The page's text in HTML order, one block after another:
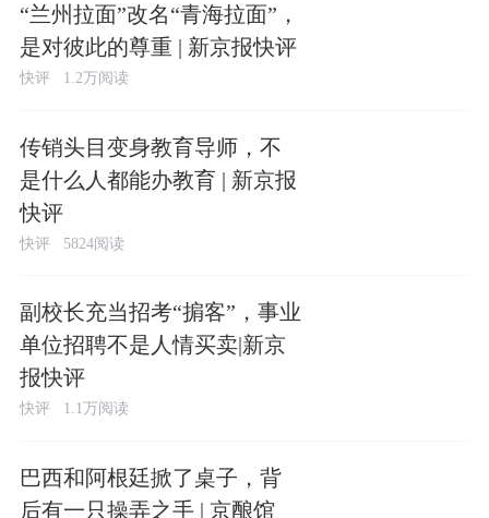
“兰州拉面”改名“青海拉面”，
是对彼此的尊重 | 新京报快评
快评 1.2万阅读
传销头目变身教育导师，不
是什么人都能办教育 | 新京报
快评
快评 5824阅读
副校长充当招考“掮客”，事业
单位招聘不是人情买卖|新京
报快评
快评 1.1万阅读
巴西和阿根廷掀了桌子，背
后有一只操弄之手 | 京酿馆